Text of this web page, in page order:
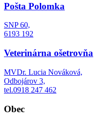
Pošta Polomka
SNP 60,
6193 192
Veterinárna ošetrovňa
​MVDr. Lucia Nováková,
Odbojárov 3,
tel.0918 247 462
Obec